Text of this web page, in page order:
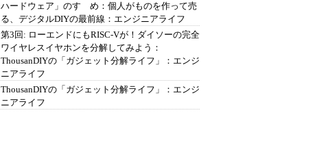
ハードウェア」のすゝめ：個人がものを作って売
る、デジタルDIYの最前線：エンジニアライフ
第3回: ローエンドにもRISC-Vが！ダイソーの完全
ワイヤレスイヤホンを分解してみよう：
ThousanDIYの「ガジェット分解ライフ」：エンジ
ニアライフ
ThousanDIYの「ガジェット分解ライフ」：エンジ
ニアライフ